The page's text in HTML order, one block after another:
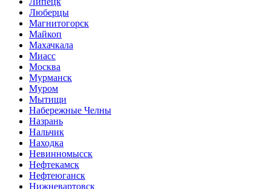
Люберцы
Магнитогорск
Майкоп
Махачкала
Миасс
Москва
Мурманск
Муром
Мытищи
Набережные Челны
Назрань
Нальчик
Находка
Невинномысск
Нефтекамск
Нефтеюганск
Нижневартовск